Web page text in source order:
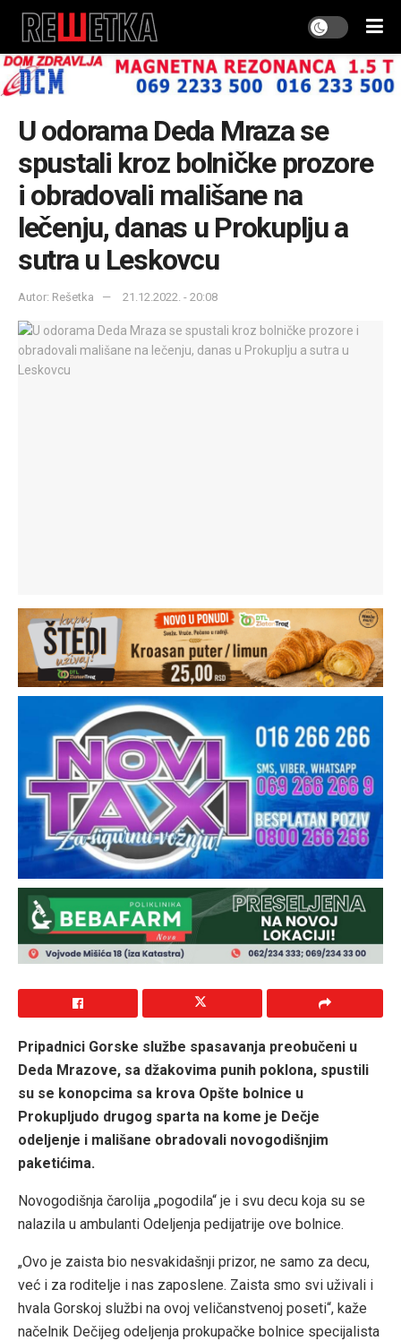
U odorama Deda Mraza se
spustali kroz bolničke prozore
i obradovali mališane na
lečenju, danas u Prokuplju a
sutra u Leskovcu
Autor: Rešetka 21.12.2022. - 20:08
Pripadnici Gorske službe spasavanja preobučeni u
Deda Mrazove, sa džakovima punih poklona, spustili
su se konopcima sa krova Opšte bolnice u
Prokupljudo drugog sparta na kome je Dečje
odeljenje i mališane obradovali novogodišnjim
paketićima.
Novogodišnja čarolija „pogodila“ je i svu decu koja su se
nalazila u ambulanti Odeljenja pedijatrije ove bolnice.
„Ovo je zaista bio nesvakidašnji prizor, ne samo za decu,
već i za roditelje i nas zaposlene. Zaista smo svi uživali i
hvala Gorskoj službi na ovoj veličanstvenoj poseti“, kaže
načelnik Dečijeg odeljenja prokupačke bolnice specijalista